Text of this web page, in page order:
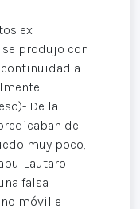
ex
produjo con
a
De la
de
muy poco,
Lautaro-
falsa
móvil e